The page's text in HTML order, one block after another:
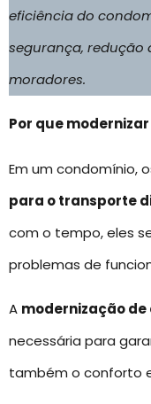
eficiência do
segurança, redução
moradores.
Por que
Em um condomínio,
para o transporte
com o tempo, eles
problemas de
A modernização de
necessária para
também o conforto